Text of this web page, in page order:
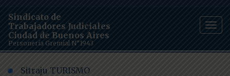
Sindicato de
Trabajadores Judiciales
Ciudad de Buenos Aires
Personería Gremial N°1943
Sitraju TURISMO